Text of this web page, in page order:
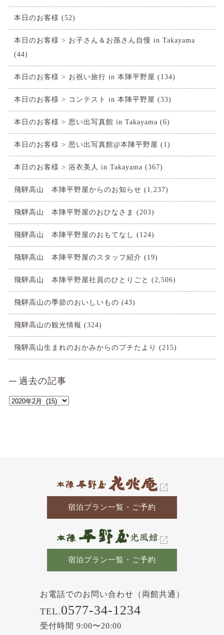
本日のお客様 (52)
本日のお客様 > お子さん＆お孫さん自慢 in Takayama
(44)
本日のお客様 > お祝い旅行 in 本陣平野屋 (134)
本日のお客様 > コンテスト in 本陣平野屋 (33)
本日のお客様 > 思い出写真館 in Takayama (6)
本日のお客様 > 思い出写真館@本陣平野屋 (1)
本日のお客様 > 浴衣美人 in Takayama (367)
飛騨高山 本陣平野屋からのお知らせ (1,237)
飛騨高山 本陣平野屋のおひなさま (203)
飛騨高山 本陣平野屋のおもてなし (124)
飛騨高山 本陣平野屋のスタッフ紹介 (19)
飛騨高山 本陣平野屋社員のひとりごと (2,506)
飛騨高山の季節のおいしいもの (43)
飛騨高山の観光情報 (324)
飛騨高山生まれのおかみからのプチたより (215)
過去の記事
過
宿泊プラン一覧・ご予約
宿泊プラン一覧・ご予約
お電話でのお問い合わせ（両館共通）
TEL.0577-34-1234
受付時間 9:00〜20:00